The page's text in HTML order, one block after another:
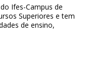
Ifes-Campus de
Superiores e tem
de ensino,